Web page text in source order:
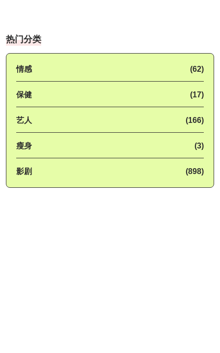
热门分类
情感 (62)
保健 (17)
艺人 (166)
瘦身 (3)
影剧 (898)